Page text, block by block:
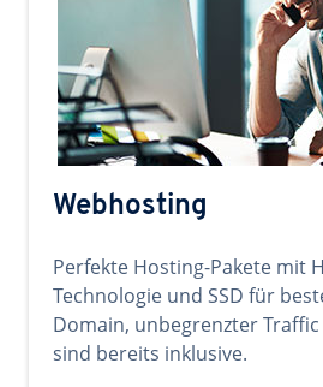
Webhosting
Perfekte Hosting-Pakete mit
Technologie und SSD für
Domain, unbegrenzter
sind bereits inklusive.